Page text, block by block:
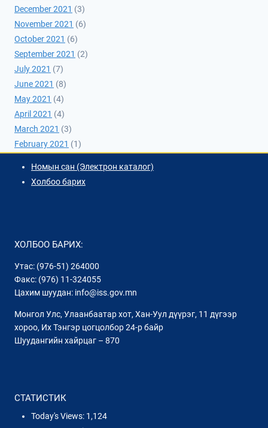
December 2021 (3)
November 2021 (6)
October 2021 (6)
September 2021 (2)
July 2021 (7)
June 2021 (8)
May 2021 (4)
April 2021 (4)
March 2021 (3)
February 2021 (1)
Номын сан (Электрон каталог)
Холбоо барих
ХОЛБОО БАРИХ:
Утас: (976-51) 264000
Факс: (976) 11-324055
Цахим шуудан: info@iss.gov.mn
Монгол Улс, Улаанбаатар хот, Хан-Уул дүүрэг, 11 дүгээр
хороо, Их Тэнгэр цогцолбор 24-р байр
Шуудангийн хайрцаг – 870
СТАТИСТИК
Today's Views: 1,124